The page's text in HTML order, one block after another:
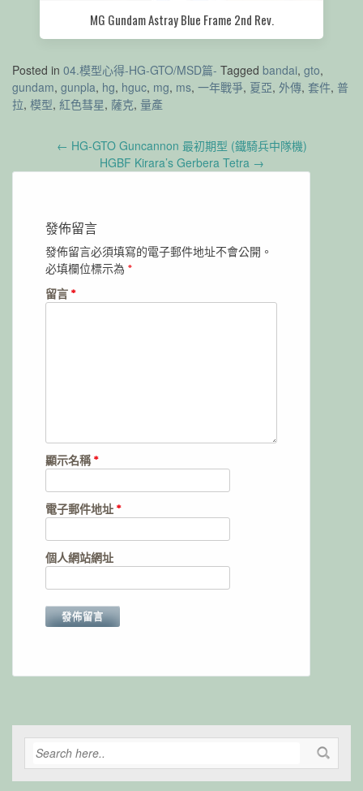
MG Gundam Astray Blue Frame 2nd Rev.
Posted in 04.模型心得-HG-GTO/MSD篇- Tagged bandai, gto,
gundam, gunpla, hg, hguc, mg, ms, 一年戰爭, 夏亞, 外傳, 套件, 普
拉, 模型, 紅色彗星, 薩克, 量產
← HG-GTO Guncannon 最初期型 (鐵騎兵中隊機)
HGBF Kirara’s Gerbera Tetra →
發佈留言
發佈留言必須填寫的電子郵件地址不會公開。
必填欄位標示為 *
留言 *
顯示名稱*
電子郵件地址 *
個人網站網址